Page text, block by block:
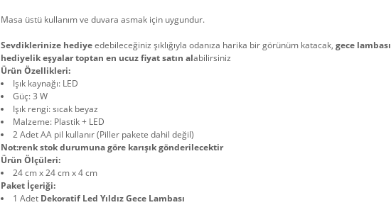
Masa üstü kullanım ve duvara asmak için uygundur.
Sevdiklerinize hediyeedebileceğiniz şıklığıyla odanıza harika bir görünüm katacak, gece lambası
hediyelik eşyalar toptan en ucuz fiyat satın alabilirsiniz
Ürün Özellikleri:
Işık kaynağı: LED
Güç: 3 W
Işık rengi: sıcak beyaz
Malzeme: Plastik + LED
2 Adet AA pil kullanır (Piller pakete dahil değil)
Not:renk stok durumuna göre karışık gönderilecektir
Ürün Ölçüleri:
24 cm x 24 cm x 4 cm
Paket İçeriği:
1 Adet Dekoratif Led Yıldız Gece Lambası